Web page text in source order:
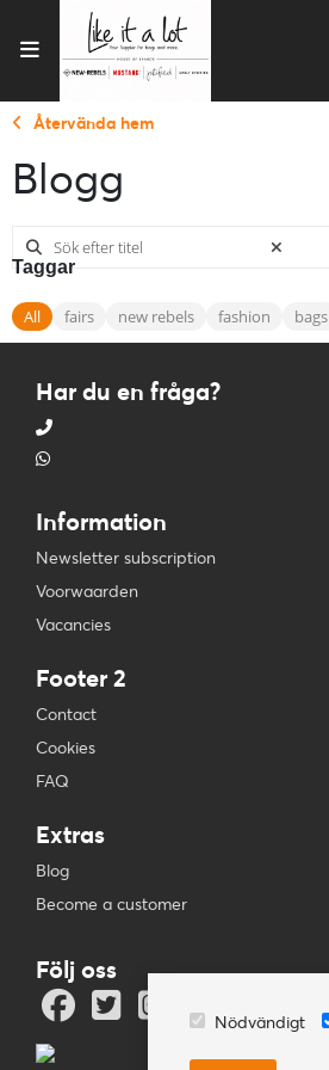
Nödvändigt
Återvända hem
Blogg
Taggar
All fairs new rebels fashion bags
Har du en fråga?
Information
Newsletter subscription
Voorwaarden
Vacancies
Footer 2
Contact
Cookies
FAQ
Extras
Blog
Become a customer
Följ oss